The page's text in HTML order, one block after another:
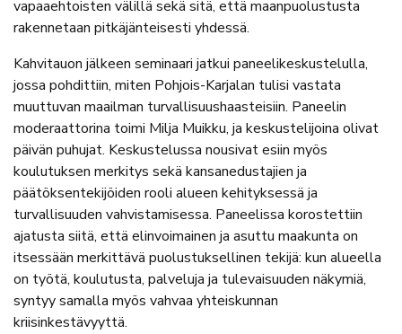
vapaaehtoisten välillä sekä sitä, että maanpuolustusta
rakennetaan pitkäjänteisesti yhdessä.
Kahvitauon jälkeen seminaari jatkui paneelikeskustelulla,
jossa pohdittiin, miten Pohjois-Karjalan tulisi vastata
muuttuvan maailman turvallisuushaasteisiin. Paneelin
moderaattorina toimi Milja Muikku, ja keskustelijoina olivat
päivän puhujat. Keskustelussa nousivat esiin myös
koulutuksen merkitys sekä kansanedustajien ja
päätöksentekijöiden rooli alueen kehityksessä ja
turvallisuuden vahvistamisessa. Paneelissa korostettiin
ajatusta siitä, että elinvoimainen ja asuttu maakunta on
itsessään merkittävä puolustuksellinen tekijä: kun alueella
on työtä, koulutusta, palveluja ja tulevaisuuden näkymiä,
syntyy samalla myös vahvaa yhteiskunnan
kriisinkestävyyttä.